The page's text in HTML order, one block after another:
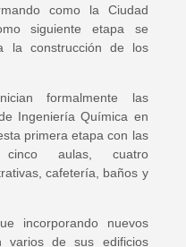
como la Ciudad
siguiente etapa se
la construcción de los
formalmente las
Ingeniería Química en
primera etapa con las
cinco aulas, cuatro
cafetería, baños y
incorporando nuevos
varios de sus edificios